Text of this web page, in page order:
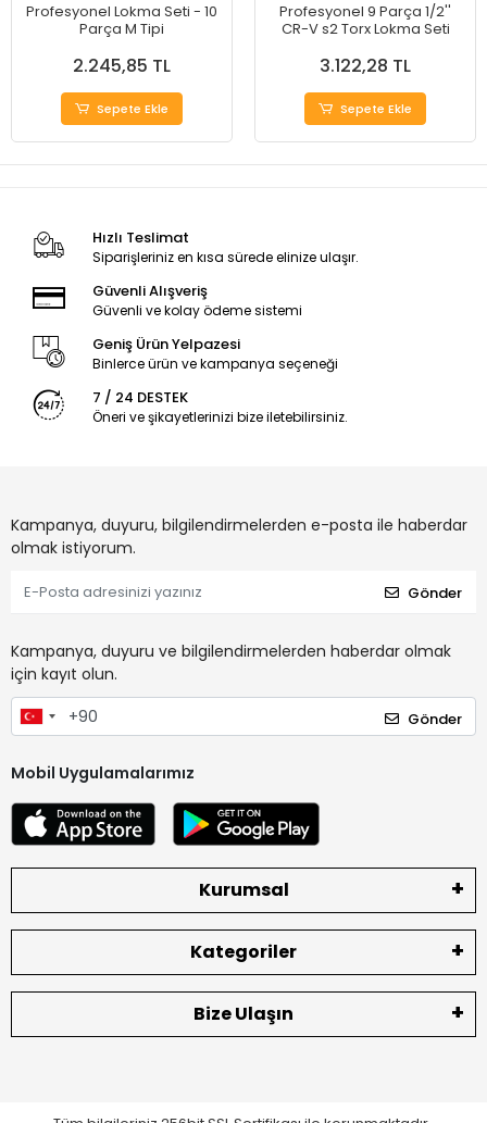
Profesyonel Lokma Seti - 10
Parça M Tipi
2.245,85 TL
Sepete Ekle
Profesyonel 9 Parça 1/2''
CR-V s2 Torx Lokma Seti
3.122,28 TL
Sepete Ekle
Hızlı Teslimat
Siparişleriniz en kısa sürede elinize ulaşır.
Güvenli Alışveriş
Güvenli ve kolay ödeme sistemi
Geniş Ürün Yelpazesi
Binlerce ürün ve kampanya seçeneği
7 / 24 DESTEK
Öneri ve şikayetlerinizi bize iletebilirsiniz.
Kampanya, duyuru, bilgilendirmelerden e-posta ile haberdar
olmak istiyorum.
Gönder
Kampanya, duyuru ve bilgilendirmelerden haberdar olmak
için kayıt olun.
Gönder
Mobil Uygulamalarımız
Kurumsal
Kategoriler
Bize Ulaşın